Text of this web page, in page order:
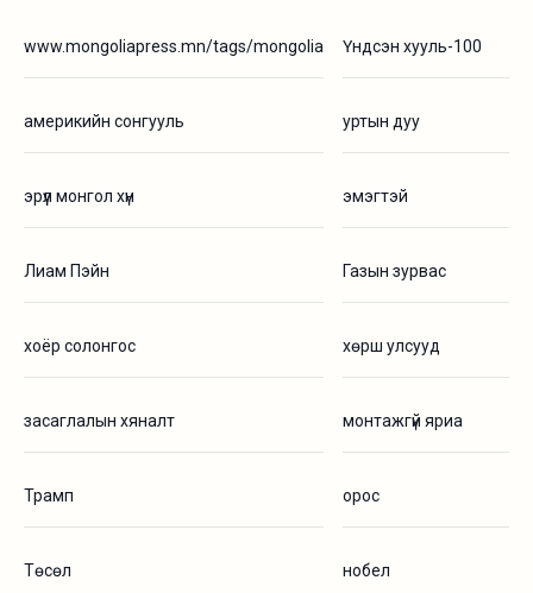
www.mongoliapress.mn/tags/mongolia Үндсэн хууль-100
америкийн сонгууль уртын дуу
эрүүл монгол хүн эмэгтэй
Лиам Пэйн Газын зурвас
хоёр солонгос хөрш улсууд
засаглалын хяналт монтажгүй яриа
Трамп орос
Төсөл нобел